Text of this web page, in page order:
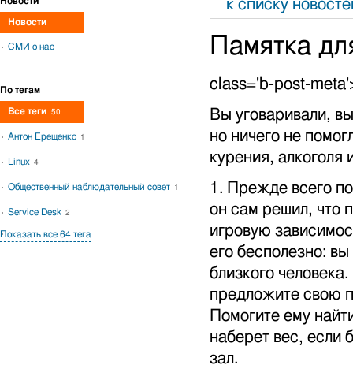
к списку
Памятка
class='b-post-
Вы уговаривали,
но ничего не
курения, алкоголя
1. Прежде всего
он сам решил, что
игровую
его бесполезно:
близкого
предложите свою
Помогите ему
наберет вес, если
зал.
Новости
СМИ о нас
По тегам
Все теги 50
Антон Ерещенко 1
Linux 4
Общественный наблюдательный совет 1
Service Desk 2
Показать все 64 тега